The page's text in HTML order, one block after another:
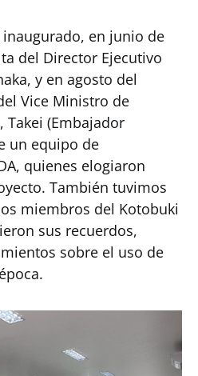
en junio de
del Director Ejecutivo
y en agosto del
Vice Ministro de
Takei (Embajador
un equipo de
quienes elogiaron
También tuvimos
miembros del Kotobuki
sus recuerdos,
sobre el uso de